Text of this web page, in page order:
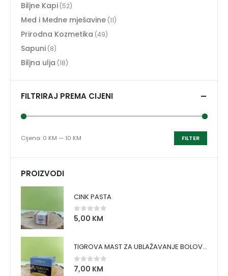
Biljne Kapi (52)
Med i Medne mješavine (11)
Prirodna Kozmetika (49)
Sapuni (8)
Biljna ulja (18)
FILTRIRAJ PREMA CIJENI
FILTER
Cijena: 0 KM — 10 KM
PROIZVODI
CINK PASTA
0 out of 5
5,00 KM
TIGROVA MAST ZA UBLAŽAVANJE BOLOVA I ZAGRIJAVANJE MIŠIĆA
0 out of 5
7,00 KM